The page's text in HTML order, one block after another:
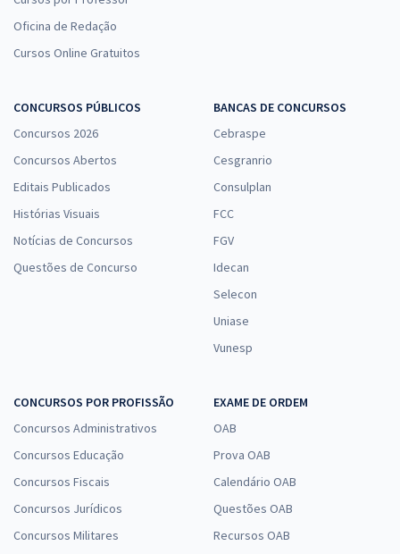
Oficina de Redação
Cursos Online Gratuitos
CONCURSOS PÚBLICOS
Concursos 2026
Concursos Abertos
Editais Publicados
Histórias Visuais
Notícias de Concursos
Questões de Concurso
BANCAS DE CONCURSOS
Cebraspe
Cesgranrio
Consulplan
FCC
FGV
Idecan
Selecon
Uniase
Vunesp
CONCURSOS POR PROFISSÃO
Concursos Administrativos
Concursos Educação
Concursos Fiscais
Concursos Jurídicos
Concursos Militares
EXAME DE ORDEM
OAB
Prova OAB
Calendário OAB
Questões OAB
Recursos OAB